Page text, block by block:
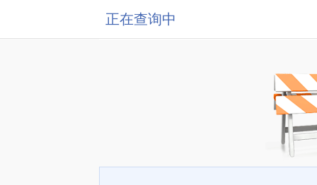
正在查询中